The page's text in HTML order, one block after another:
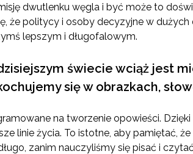
dwutlenku węgla i być może to
że politycy i osoby decyzyjne w
lepszym i długofalowym.
świecie wciąż jest
się w obrazkach,
na tworzenie opowieści.
linie życia. To istotne, aby pamiętać,
zanim nauczyliśmy się pisać i